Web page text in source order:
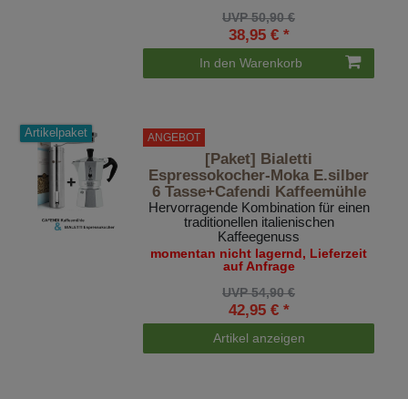
UVP 50,90 €
38,95 € *
In den Warenkorb
Artikelpaket ANGEBOT
[Paket] Bialetti
Espressokocher-Moka E.silber
6 Tasse+Cafendi Kaffeemühle
Hervorragende Kombination für einen
traditionellen italienischen
Kaffeegenuss
momentan nicht lagernd, Lieferzeit
auf Anfrage
UVP 54,90 €
42,95 € *
Artikel anzeigen